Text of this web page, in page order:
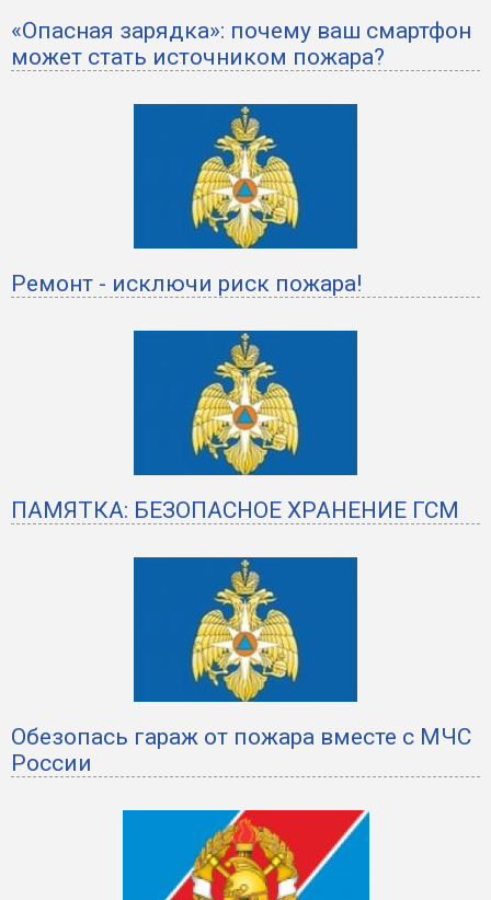
«Опасная зарядка»: почему ваш смартфон
может стать источником пожара?
Ремонт - исключи риск пожара!
ПАМЯТКА: БЕЗОПАСНОЕ ХРАНЕНИЕ ГСМ
Обезопась гараж от пожара вместе с МЧС
России